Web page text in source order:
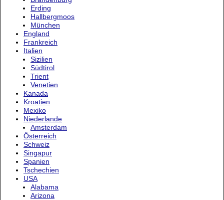
Erding
Hallbergmoos
München
England
Frankreich
Italien
Sizilien
Südtirol
Trient
Venetien
Kanada
Kroatien
Mexiko
Niederlande
Amsterdam
Österreich
Schweiz
Singapur
Spanien
Tschechien
USA
Alabama
Arizona